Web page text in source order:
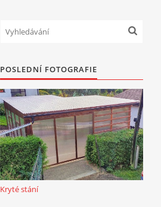
POSLEDNÍ FOTOGRAFIE
Kryté stání